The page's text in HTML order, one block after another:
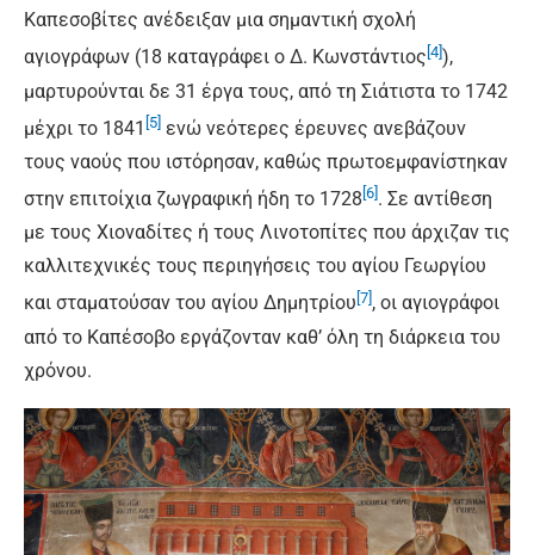
Καπεσοβίτες ανέδειξαν μια σημαντική σχολή
αγιογράφων (18 καταγράφει ο Δ. Κωνστάντιος [4]),
μαρτυρούνται δε 31 έργα τους, από τη Σιάτιστα το 1742
μέχρι το 1841 [5] ενώ νεότερες έρευνες ανεβάζουν
τους ναούς που ιστόρησαν, καθώς πρωτοεμφανίστηκαν
στην επιτοίχια ζωγραφική ήδη το 1728 [6] . Σε αντίθεση
με τους Χιοναδίτες ή τους Λινοτοπίτες που άρχιζαν τις
καλλιτεχνικές τους περιηγήσεις του αγίου Γεωργίου
και σταματούσαν του αγίου Δημητρίου [7], οι αγιογράφοι
από το Καπέσοβο εργάζονταν καθ’ όλη τη διάρκεια του
χρόνου.